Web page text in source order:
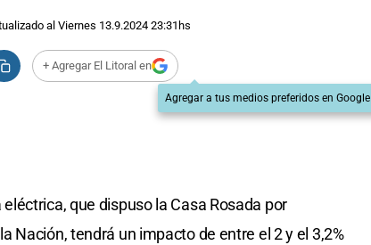
al Viernes 13.9.2024 23:31hs
+ Agregar El Litoral en
Agregar a tus medios preferidos en Google
que dispuso la Casa Rosada por
Nación, tendrá un impacto de entre el 2 y el 3,2%